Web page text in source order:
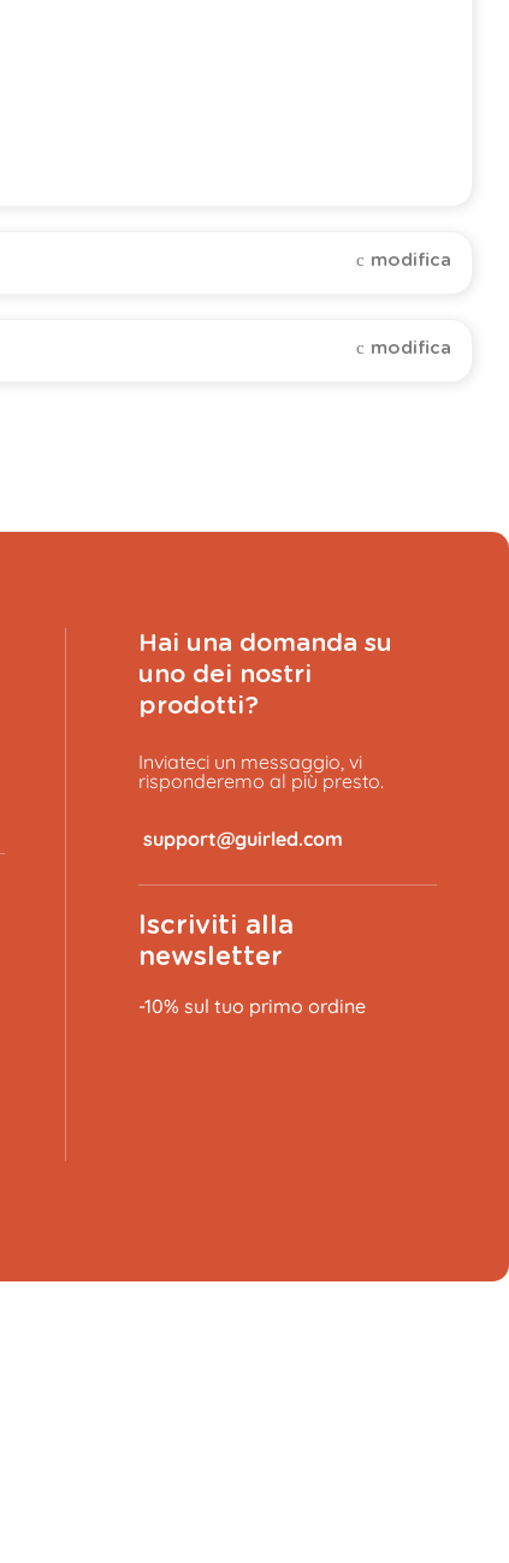
modifica
modifica
Hai una domanda su
uno dei nostri
prodotti?
Inviateci un messaggio, vi
risponderemo al più presto.
Iscriviti alla
newsletter
-10% sul tuo primo ordine